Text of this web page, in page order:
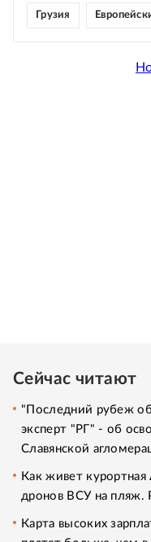
Грузия
Сейчас читают
"Последний рубеж
эксперт "РГ" - об
Славянской
Как живет
дронов ВСУ на пляж.
Карта высоких